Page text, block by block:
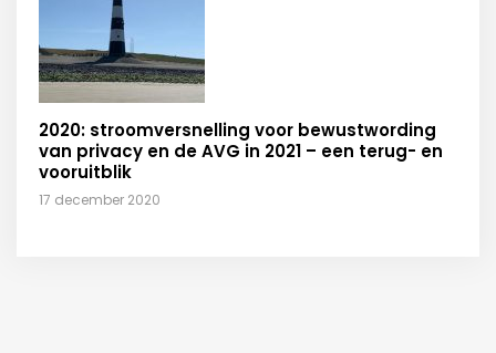
2020: stroomversnelling voor bewustwording
van privacy en de AVG in 2021 – een terug- en
vooruitblik
17 december 2020